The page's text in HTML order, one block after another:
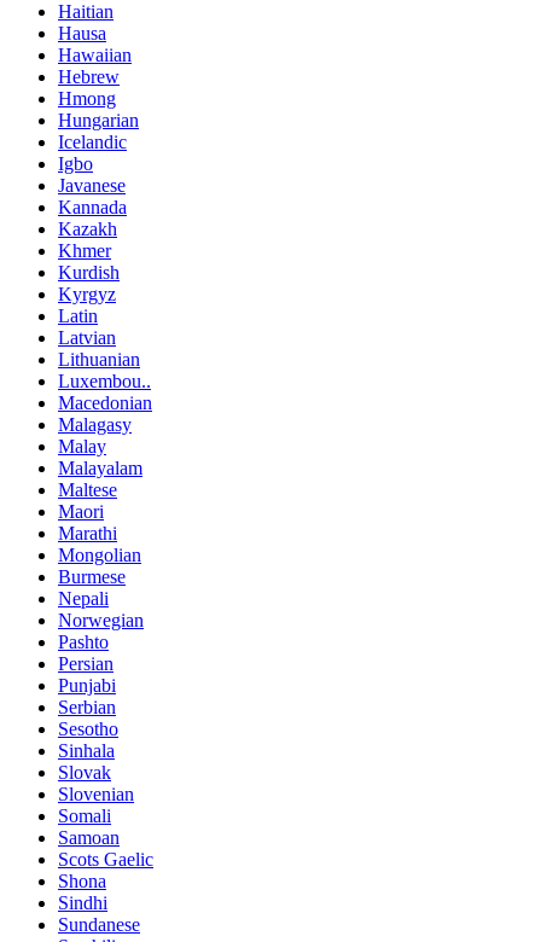
Haitian
Hausa
Hawaiian
Hebrew
Hmong
Hungarian
Icelandic
Igbo
Javanese
Kannada
Kazakh
Khmer
Kurdish
Kyrgyz
Latin
Latvian
Lithuanian
Luxembou..
Macedonian
Malagasy
Malay
Malayalam
Maltese
Maori
Marathi
Mongolian
Burmese
Nepali
Norwegian
Pashto
Persian
Punjabi
Serbian
Sesotho
Sinhala
Slovak
Slovenian
Somali
Samoan
Scots Gaelic
Shona
Sindhi
Sundanese